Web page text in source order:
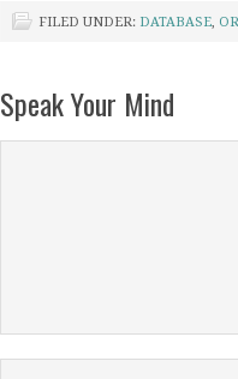
FILED UNDER: DATABASE,
Speak Your Mind